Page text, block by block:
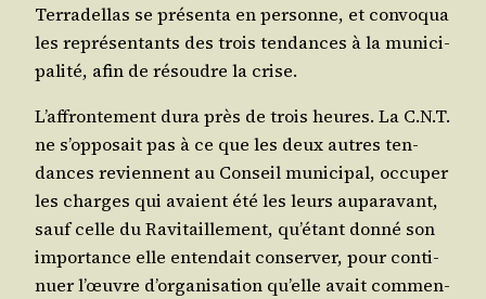
Ter­ra­del­las se pré­sen­ta en per­sonne, et convo­qua
les repré­sen­tants des trois ten­dances à la muni­ci­
pa­li­té, afin de résoudre la crise.
L’af­fron­te­ment dura près de trois heures. La C.N.T.
ne s’op­po­sait pas à ce que les deux autres ten­
dances reviennent au Conseil muni­ci­pal, occu­per
les charges qui avaient été les leurs aupa­ra­vant,
sauf celle du Ravi­taille­ment, qu’é­tant don­né son
impor­tance elle enten­dait conser­ver, pour conti­
nuer l’œuvre d’or­ga­ni­sa­tion qu’elle avait com­men­